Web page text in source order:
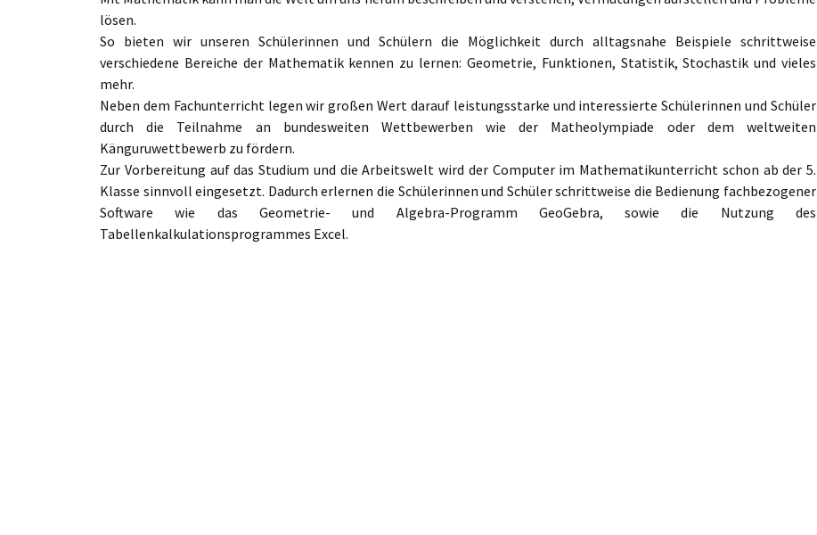
lösen.
So bieten wir unseren Schülerinnen und Schülern die Möglichkeit durch alltagsnahe Beispiele schrittweise
verschiedene Bereiche der Mathematik kennen zu lernen: Geometrie, Funktionen, Statistik, Stochastik und vieles
mehr.
Neben dem Fachunterricht legen wir großen Wert darauf leistungsstarke und interessierte Schülerinnen und Schüler
durch die Teilnahme an bundesweiten Wettbewerben wie der Matheolympiade oder dem weltweiten
Känguruwettbewerb zu fördern.
Zur Vorbereitung auf das Studium und die Arbeitswelt wird der Computer im Mathematikunterricht schon ab der 5.
Klasse sinnvoll eingesetzt. Dadurch erlernen die Schülerinnen und Schüler schrittweise die Bedienung fachbezogener
Software wie das Geometrie- und Algebra-Programm GeoGebra, sowie die Nutzung des
Tabellenkalkulationsprogrammes Excel.